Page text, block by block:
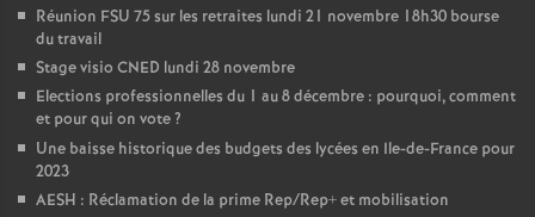
Réunion FSU 75 sur les retraites lundi 21 novembre 18h30 bourse
du travail
Stage visio CNED lundi 28 novembre
Elections professionnelles du 1 au 8 décembre : pourquoi, comment
et pour qui on vote?
Une baisse historique des budgets des lycées en Ile-de-France pour
2023
AESH : Réclamation de la prime Rep/Rep+ et mobilisation